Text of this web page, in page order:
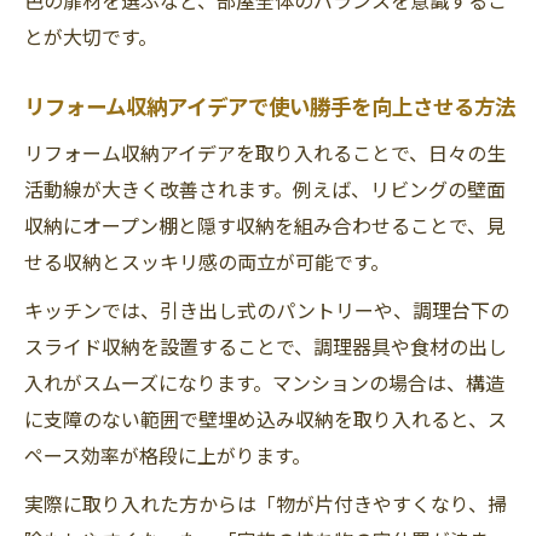
とが大切です。
リフォーム収納アイデアで使い勝手を向上させる方法
リフォーム収納アイデアを取り入れることで、日々の生
活動線が大きく改善されます。例えば、リビングの壁面
収納にオープン棚と隠す収納を組み合わせることで、見
せる収納とスッキリ感の両立が可能です。
キッチンでは、引き出し式のパントリーや、調理台下の
スライド収納を設置することで、調理器具や食材の出し
入れがスムーズになります。マンションの場合は、構造
に支障のない範囲で壁埋め込み収納を取り入れると、ス
ペース効率が格段に上がります。
実際に取り入れた方からは「物が片付きやすくなり、掃